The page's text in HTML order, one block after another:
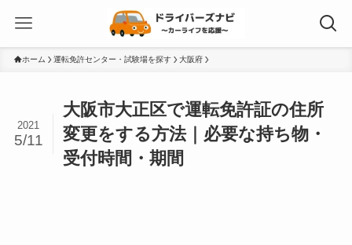
ホーム 運転免許センター・試験場を探す 大阪府
大阪市大正区で運転免許証の住所
変更をする方法｜必要な持ち物・
受付時間・期間
2021
5/11